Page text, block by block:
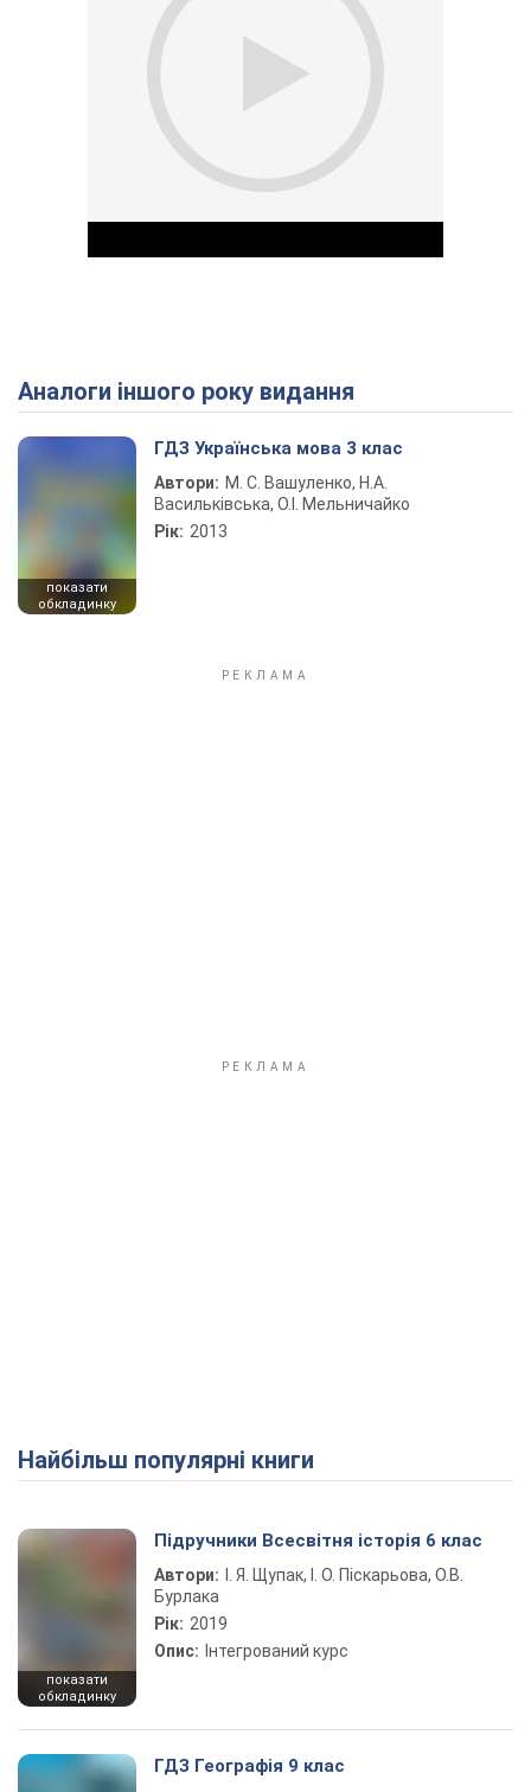
Play Video
Аналоги іншого року видання
показати
обкладинку
ГДЗ Українська мова 3 клас
Автори: М. С. Вашуленко, Н.А.
Васильківська, О.І. Мельничайко
Рік: 2013
Найбільш популярні книги
показати
обкладинку
Підручники Всесвітня історія 6 клас
Автори:
І. Я. Щупак, І. О. Піскарьова, О.В.
Бурлака
Рік: 2019
Опис: Інтегрований курс
ГДЗ Географія 9 клас